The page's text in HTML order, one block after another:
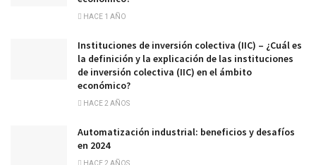
HACE 1 AÑO
Instituciones de inversión colectiva (IIC) – ¿Cuál es
la definición y la explicación de las instituciones
de inversión colectiva (IIC) en el ámbito
económico?
HACE 2 AÑOS
Automatización industrial: beneficios y desafíos
en 2024